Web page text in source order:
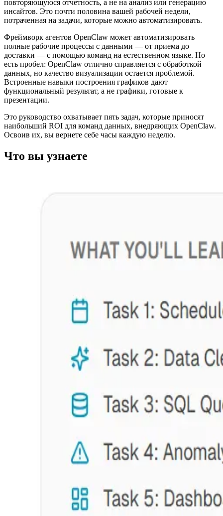
повторяющуюся отчетность, а не на анализ или генерацию
инсайтов. Это почти половина вашей рабочей недели,
потраченная на задачи, которые можно автоматизировать.
Фреймворк агентов OpenClaw может автоматизировать
полные рабочие процессы с данными — от приема до
доставки — с помощью команд на естественном языке. Но
есть пробел: OpenClaw отлично справляется с обработкой
данных, но качество визуализации остается проблемой.
Встроенные навыки построения графиков дают
функциональный результат, а не графики, готовые к
презентации.
Это руководство охватывает пять задач, которые приносят
наибольший ROI для команд данных, внедряющих OpenClaw.
Освоив их, вы вернете себе часы каждую неделю.
Что вы узнаете